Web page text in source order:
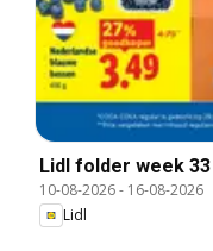
Lidl folder week 33
10-08-2026- 16-08-2026
Lidl